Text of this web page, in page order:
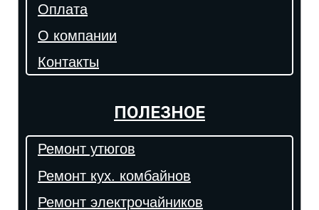
Оплата
О компании
Контакты
ПОЛЕЗНОЕ
Ремонт утюгов
Ремонт кух. комбайнов
Ремонт электрочайников